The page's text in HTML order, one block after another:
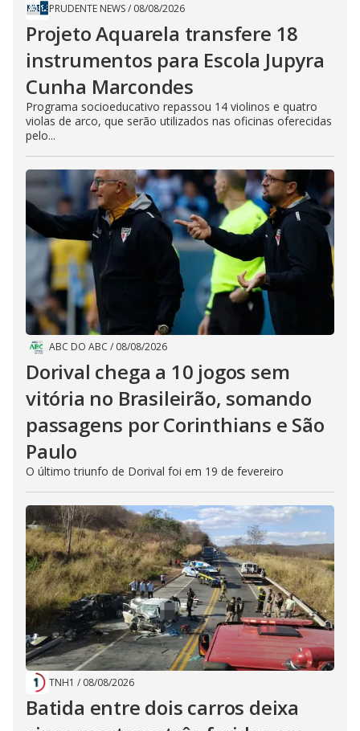
PRUDENTE NEWS/ 08/08/2026
Projeto Aquarela transfere 18
instrumentos para Escola Jupyra
Cunha Marcondes
Programa socioeducativo repassou 14 violinos e quatro
violas de arco, que serão utilizados nas oficinas oferecidas
pelo...
ABC DO ABC / 08/08/2026
Dorival chega a 10 jogos sem
vitória no Brasileirão, somando
passagens por Corinthians e São
Paulo
O último triunfo de Dorival foi em 19 de fevereiro
TNH1 / 08/08/2026
Batida entre dois carros deixa